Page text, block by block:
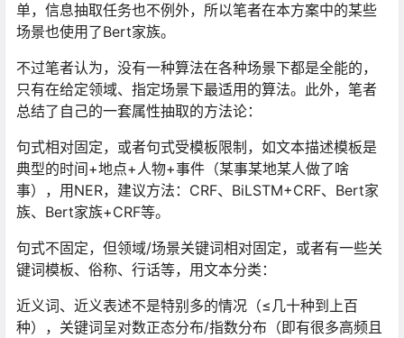
单，信息抽取任务也不例外，所以笔者在本方案中的某些
场景也使用了Bert家族。
不过笔者认为，没有一种算法在各种场景下都是全能的，
只有在给定领域、指定场景下最适用的算法。此外，笔者
总结了自己的一套属性抽取的方法论：
句式相对固定，或者句式受模板限制，如文本描述模板是
典型的时间+地点+人物+事件（某事某地某人做了啥
事），用NER，建议方法：CRF、BiLSTM+CRF、Bert家
族、Bert家族+CRF等。
句式不固定，但领域/场景关键词相对固定，或者有一些关
键词模板、俗称、行话等，用文本分类：
近义词、近义表述不是特别多的情况（≤几十种到上百
种），关键词呈对数正态分布/指数分布（即有很多高频且